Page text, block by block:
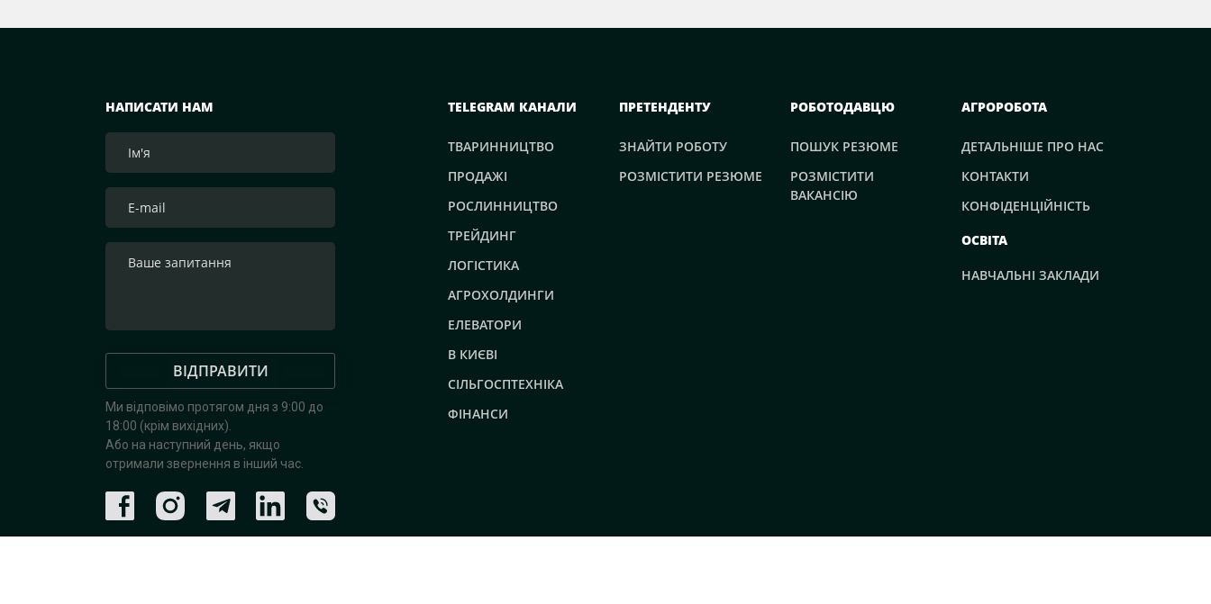
НАПИСАТИ НАМ
ВІДПРАВИТИ
Ми відповімо протягом дня з 9:00 до
18:00 (крім вихідних).
Або на наступний день, якщо
отримали звернення в інший час.
TELEGRAM КАНАЛИ
ТВАРИННИЦТВО
ПРОДАЖІ
РОСЛИННИЦТВО
ТРЕЙДИНГ
ЛОГІСТИКА
АГРОХОЛДИНГИ
ЕЛЕВАТОРИ
В КИЄВІ
СІЛЬГОСПТЕХНІКА
ФІНАНСИ
ПРЕТЕНДЕНТУ
ЗНАЙТИ РОБОТУ
РОЗМІСТИТИ РЕЗЮМЕ
РОБОТОДАВЦЮ
ПОШУК РЕЗЮМЕ
РОЗМІСТИТИ
ВАКАНСІЮ
АГРОРОБОТА
ДЕТАЛЬНІШЕ ПРО НАС
КОНТАКТИ
КОНФІДЕНЦІЙНІСТЬ
ОСВІТА
НАВЧАЛЬНІ ЗАКЛАДИ